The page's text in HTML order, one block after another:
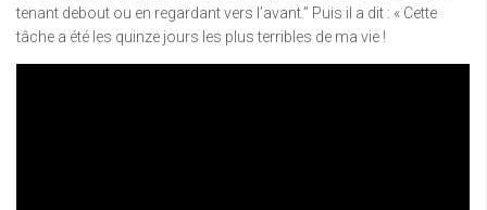
tenant debout ou en regardant vers l’avant.” Puis il a dit : « Cette
tâche a été les quinze jours les plus terribles de ma vie !